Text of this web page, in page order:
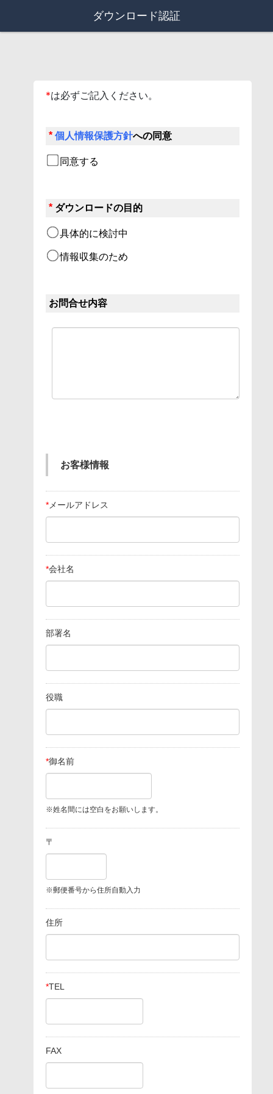
ダウンロード認証
*は必ずご記入ください。
* 個人情報保護方針への同意
同意する
* ダウンロードの目的
具体的に検討中
情報収集のため
お問合せ内容
お客様情報
* メールアドレス
*会社名
部署名
役職
*御名前
※姓名間には空白をお願いします。
〒
※郵便番号から住所自動入力
住所
*TEL
FAX